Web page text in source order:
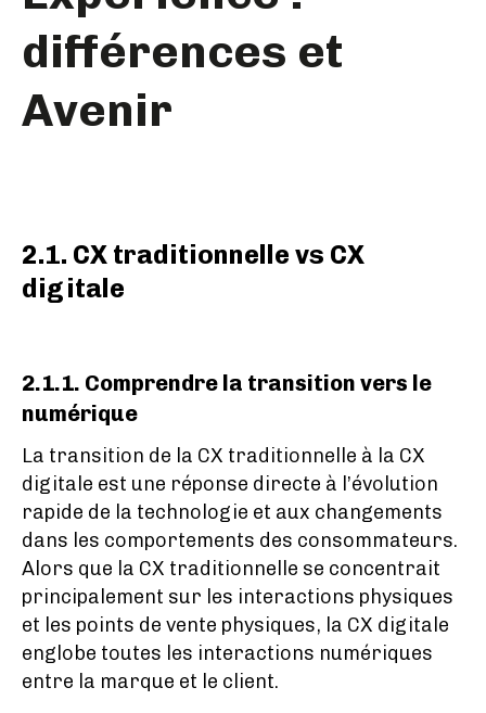
différences et
Avenir
2.1. CX traditionnelle vs CX
digitale
2.1.1. Comprendre la transition vers le
numérique
La transition de la CX traditionnelle à la CX
digitale est une réponse directe à l’évolution
rapide de la technologie et aux changements
dans les comportements des consommateurs.
Alors que la CX traditionnelle se concentrait
principalement sur les interactions physiques
et les points de vente physiques, la CX digitale
englobe toutes les interactions numériques
entre la marque et le client.